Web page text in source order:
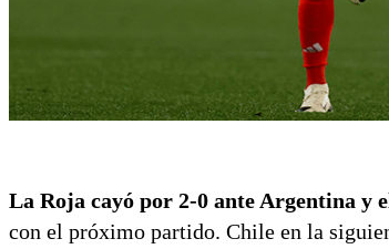
La Roja cayó por 2-0 ante Argentina y
con el próximo partido. Chile en la